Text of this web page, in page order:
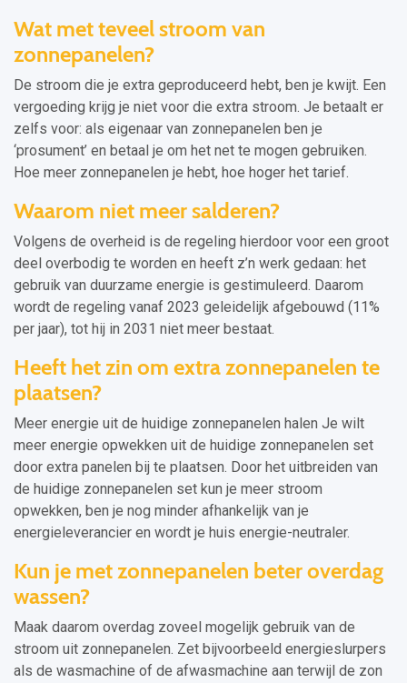
Wat met teveel stroom van
zonnepanelen?
De stroom die je extra geproduceerd hebt, ben je kwijt. Een
vergoeding krijg je niet voor die extra stroom. Je betaalt er
zelfs voor: als eigenaar van zonnepanelen ben je
‘prosument’ en betaal je om het net te mogen gebruiken.
Hoe meer zonnepanelen je hebt, hoe hoger het tarief.
Waarom niet meer salderen?
Volgens de overheid is de regeling hierdoor voor een groot
deel overbodig te worden en heeft z’n werk gedaan: het
gebruik van duurzame energie is gestimuleerd. Daarom
wordt de regeling vanaf 2023 geleidelijk afgebouwd (11%
per jaar), tot hij in 2031 niet meer bestaat.
Heeft het zin om extra zonnepanelen te
plaatsen?
Meer energie uit de huidige zonnepanelen halen Je wilt
meer energie opwekken uit de huidige zonnepanelen set
door extra panelen bij te plaatsen. Door het uitbreiden van
de huidige zonnepanelen set kun je meer stroom
opwekken, ben je nog minder afhankelijk van je
energieleverancier en wordt je huis energie-neutraler.
Kun je met zonnepanelen beter overdag
wassen?
Maak daarom overdag zoveel mogelijk gebruik van de
stroom uit zonnepanelen. Zet bijvoorbeeld energieslurpers
als de wasmachine of de afwasmachine aan terwijl de zon